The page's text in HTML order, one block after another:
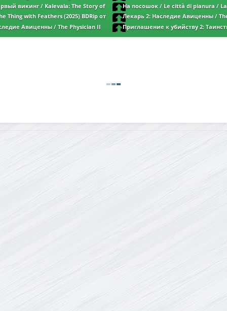
MUZOBOZ
| D | Велес
Kullervo (2026) BDRip от MegaPeer | D |
версия
викинг / Kalevala: The Story of
от MegaPeer | D | Велес | Полная
На посошок / Le città di pianura /
Road (2025) BDRip от MegaPeer | P |
Thing with Feathers (2025) BDRip от
Production
Лекарь 2: Наследие Авиценны /
(2025) BDRip от MegaPeer | D |
Авиценны / The Physician II
| D | Мосфильм-Мастер
Приглашение к убийству 2:
Murder at the Embassy (2025) BDRip от